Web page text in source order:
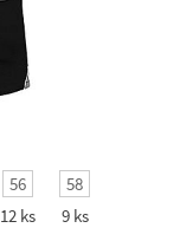
56
12 ks
58
9 ks